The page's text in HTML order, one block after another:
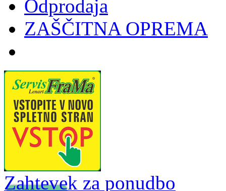
Odprodaja
ZAŠČITNA OPREMA
Zahtevek za ponudbo